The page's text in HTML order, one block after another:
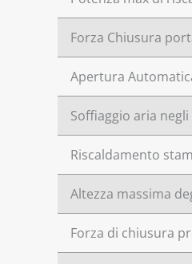
Forza Chiusura
Apertura
Soffiaggio aria
Riscaldamento
Altezza massima
Forza di chiusura